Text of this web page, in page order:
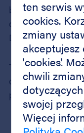
by LSAS has
of Compliance
Distribution
The certificate
of handling air
pharmaceutical
maintaining
ten serwis
cookies.
zmiany
'cookies'.
chwili
swojej
Więcej